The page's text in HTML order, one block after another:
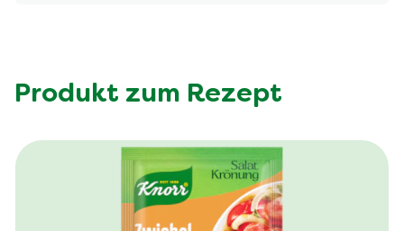
Produkt zum Rezept